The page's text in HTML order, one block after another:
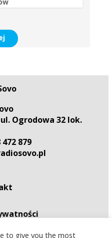
Ogrodowa 32 lok.
879
to give you the most